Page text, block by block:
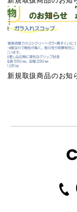
新規取扱商品のお知